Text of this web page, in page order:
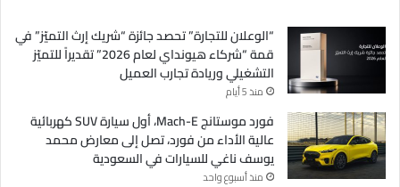
“الوعلان للتجارة” تحصد جائزة “شريك إرث التميّز” في
قمة “شركاء هيونداي لعام 2026” تقديراً للتميّز
التشغيلي وريادة تجارب العميل
منذ 5 أيام
فورد موستانج Mach-E، أول سيارة SUV كهربائية
عالية الأداء من فورد، تصل إلى معارض محمد
يوسف ناغي للسيارات في السعودية
منذ أسبوع واحد